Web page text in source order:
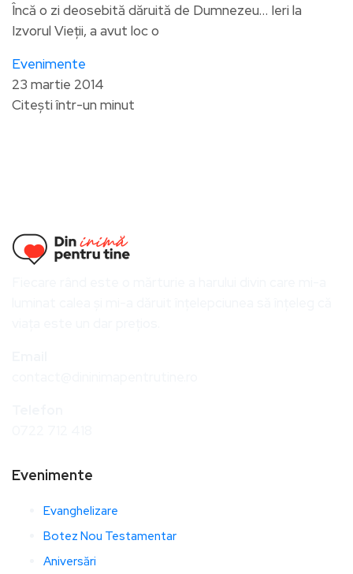
Încă o zi deosebită dăruită de Dumnezeu… Ieri la
Izvorul Vieții, a avut loc o
Evenimente
23 martie 2014
Citești într-un minut
Evenimente
Evanghelizare
Botez Nou Testamentar
Aniversări